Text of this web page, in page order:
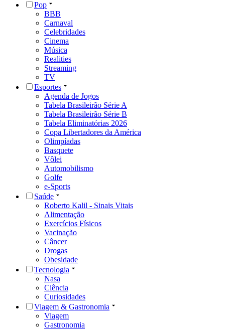
Pop
BBB
Carnaval
Celebridades
Cinema
Música
Realities
Streaming
TV
Esportes
Agenda de Jogos
Tabela Brasileirão Série A
Tabela Brasileirão Série B
Tabela Eliminatórias 2026
Copa Libertadores da América
Olimpíadas
Basquete
Vôlei
Automobilismo
Golfe
e-Sports
Saúde
Roberto Kalil - Sinais Vitais
Alimentação
Exercícios Físicos
Vacinação
Câncer
Drogas
Obesidade
Tecnologia
Nasa
Ciência
Curiosidades
Viagem & Gastronomia
Viagem
Gastronomia